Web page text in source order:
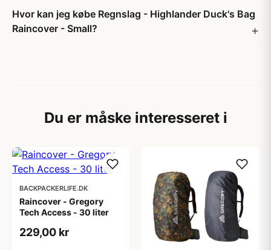
Hvor kan jeg købe Regnslag - Highlander Duck's Bag
Raincover - Small?
Du er måske interesseret i
BACKPACKERLIFE.DK
Raincover - Gregory
Tech Access - 30 liter
229,00 kr